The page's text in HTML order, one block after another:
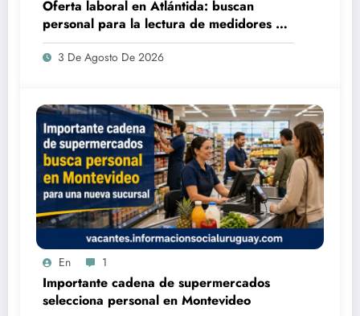
Oferta laboral en Atlántida: buscan
personal para la lectura de medidores de
agua de OSE
3 De Agosto De 2026
En 1
Importante cadena de supermercados
selecciona personal en Montevideo